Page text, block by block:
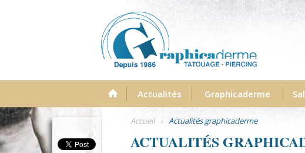
Menu Actualités Graphicaderme
Accueil › Actualités graphicaderme
ACTUALITÉS